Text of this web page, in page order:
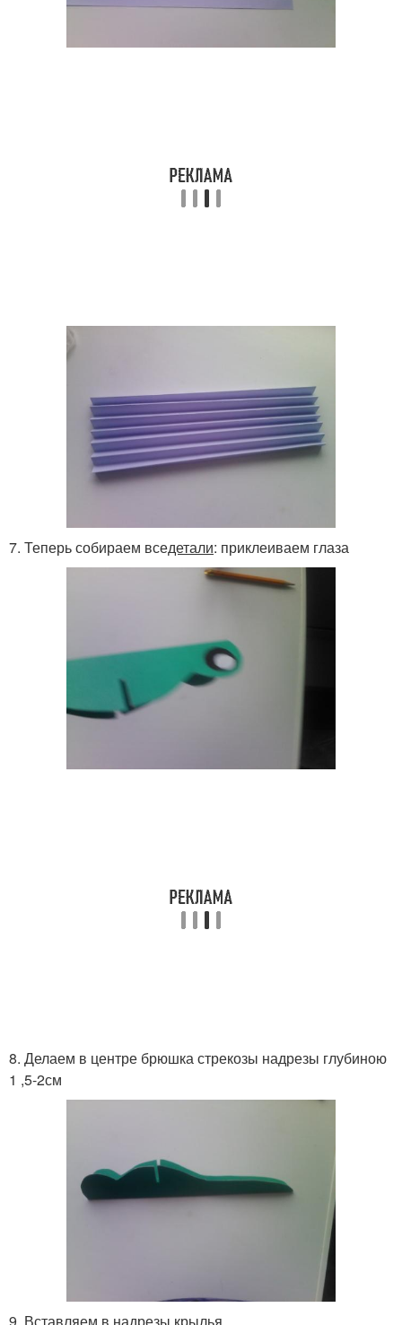
7. Теперь собираем вседетали: приклеиваем глаза
8. Делаем в центре брюшка стрекозы надрезы глубиною
1 ,5-2см